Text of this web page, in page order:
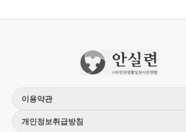
이용약관
개인정보취급방침